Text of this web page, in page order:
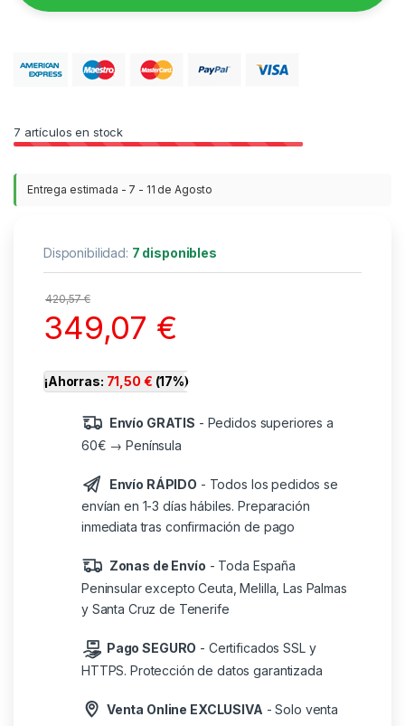
7 artículos en stock
Entrega estimada - 7 - 11 de Agosto
Disponibilidad: 7 disponibles
420,57€
349,07 €
¡Ahorras: 71,50 € (17%)
Envío GRATIS - Pedidos superiores a
60€ → Península
Envío RÁPIDO - Todos los pedidos se
envían en 1-3 días hábiles. Preparación
inmediata tras confirmación de pago
Zonas de Envío - Toda España
Peninsular excepto Ceuta, Melilla, Las Palmas
y Santa Cruz de Tenerife
Pago SEGURO - Certificados SSL y
HTTPS. Protección de datos garantizada
Venta Online EXCLUSIVA - Solo venta